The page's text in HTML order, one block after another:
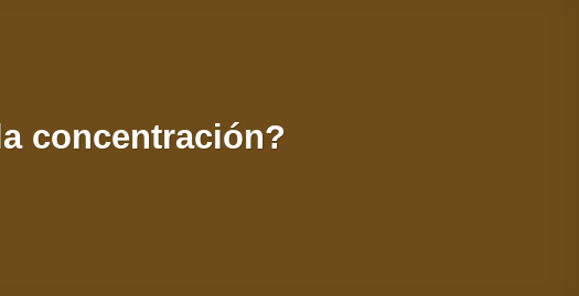
concentración?